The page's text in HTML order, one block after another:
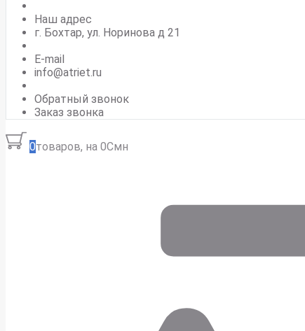
Наш адрес
г. Бохтар, ул. Норинова д 21
E-mail
info@atriet.ru
Обратный звонок
Заказ звонка
0товаров, на 0Смн